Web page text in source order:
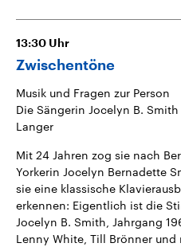
13:30 Uhr
Zwischentöne
Musik und Fragen zur Person
Die Sängerin Jocelyn B.
Langer
Mit 24 Jahren zog sie nach
Yorkerin Jocelyn Bernadette
sie eine klassische
erkennen: Eigentlich ist die
Jocelyn B. Smith, Jahrgang
Lenny White, Till Brönner und